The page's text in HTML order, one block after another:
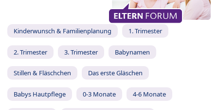
Kinderwunsch & Familienplanung 1. Trimester
2. Trimester 3. Trimester Babynamen
Stillen & Fläschchen Das erste Gläschen
Babys Hautpflege 0-3 Monate 4-6 Monate